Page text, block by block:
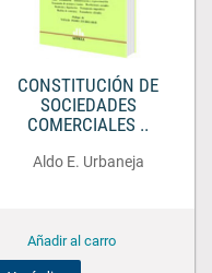
CONSTITUCIÓN DE
SOCIEDADES
COMERCIALES ..
Aldo E. Urbaneja